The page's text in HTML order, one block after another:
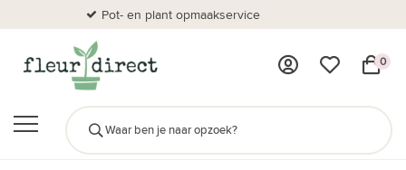
Pot- en plant opmaakservice
0